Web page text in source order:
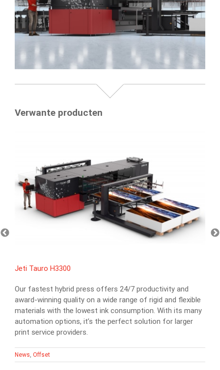
Verwante producten
Jeti Tauro H3300
Our fastest hybrid press offers 24/7 productivity and
award-winning quality on a wide range of rigid and flexible
materials with the lowest ink consumption. With its many
automation options, it’s the perfect solution for larger
print service providers.
News, Offset